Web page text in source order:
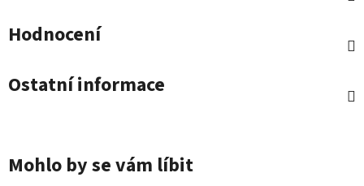
Hodnocení
Ostatní informace
Mohlo by se vám líbit